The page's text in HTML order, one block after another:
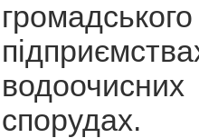
спорудах.